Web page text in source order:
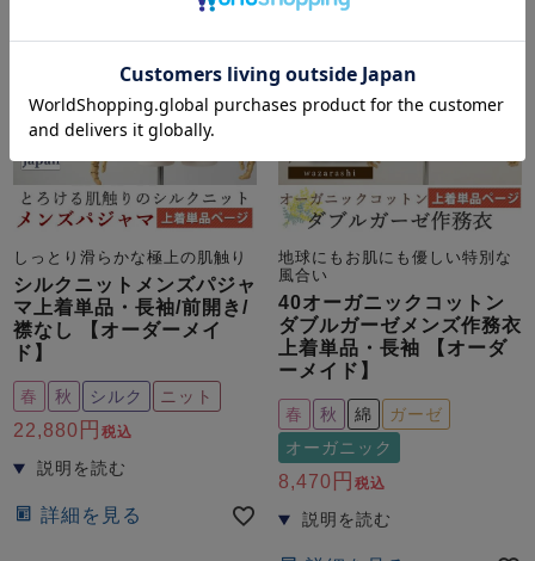
しっとり滑らかな極上の肌触り
シルクニットメンズパジャ
マ上着単品・長袖/前開き/
襟なし 【オーダーメイ
ド】
春 秋 シルク ニット
22,880 税込
詳細を見る
地球にもお肌にも優しい特別な
風合い
40オーガニックコットン
ダブルガーゼメンズ作務衣
上着単品・長袖 【オーダ
ーメイド】
春 秋 綿
ガーゼ
オーガニック
8,470 税込